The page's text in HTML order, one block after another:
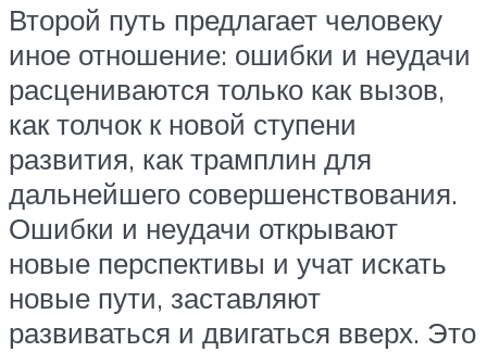
Второй путь предлагает человеку
иное отношение: ошибки и неудачи
расцениваются только как вызов,
как толчок к новой ступени
развития, как трамплин для
дальнейшего совершенствования.
Ошибки и неудачи открывают
новые перспективы и учат искать
новые пути, заставляют
развиваться и двигаться вверх. Это